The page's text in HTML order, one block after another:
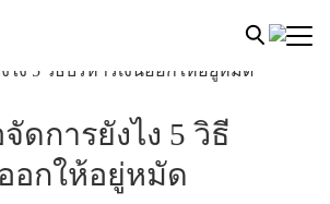
ดการยังไง 5 วิธี
อกให้อยู่หมัด